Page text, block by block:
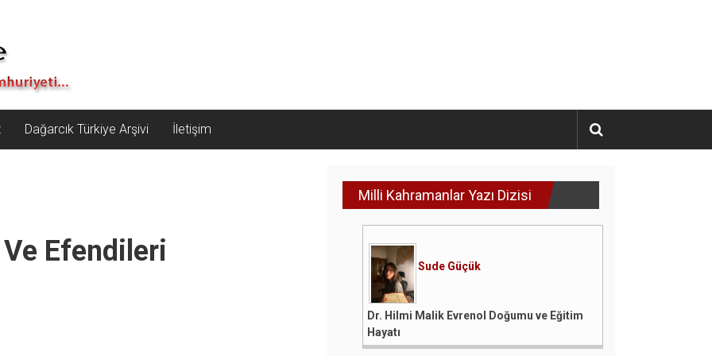
Dağarcık Türkiye Arşivi İletişim
Efendileri
Milli Kahramanlar Yazı Dizisi
Sude Güçük
Dr. Hilmi Malik Evrenol Doğumu ve Eğitim
Hayatı